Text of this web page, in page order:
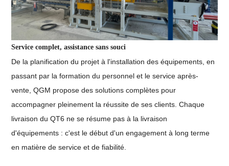
Service complet, assistance sans souci
De la planification du projet à l'installation des équipements, en
passant par la formation du personnel et le service après-
vente, QGM propose des solutions complètes pour
accompagner pleinement la réussite de ses clients. Chaque
livraison du QT6 ne se résume pas à la livraison
d'équipements : c'est le début d'un engagement à long terme
en matière de service et de fiabilité.